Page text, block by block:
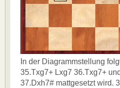
In der Diagrammstellung
35.Txg7+ Lxg7 36.Txg7+
37.Dxh7# mattgesetzt wird.